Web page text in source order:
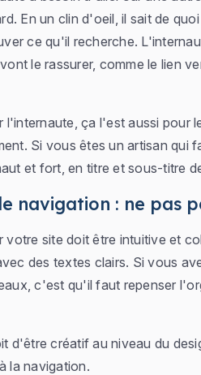
En un clin d'oeil, il sait de
ce qu'il recherche.
le rassurer, comme le lien
l'internaute, ça l'est aussi pour
Si vous êtes un artisan qui
et fort, en titre et sous-titre
navigation : ne pas
votre site doit être intuitive et
des textes clairs. Si vous
c'est qu'il faut repenser
d'être créatif au niveau du
la navigation.